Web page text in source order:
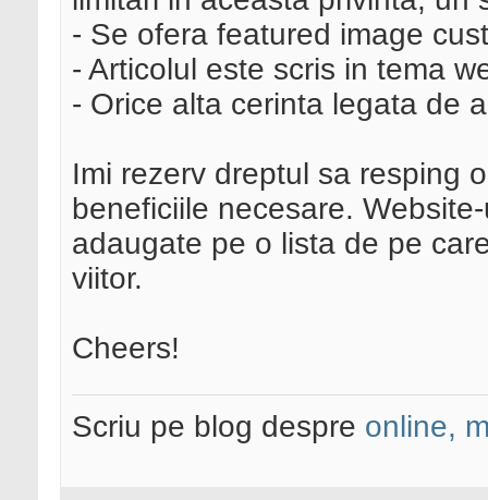
- Se ofera featured image
- Articolul este scris in tema
- Orice alta cerinta legata de
Imi rezerv dreptul sa resping
beneficiile necesare.
adaugate pe o lista de pe
viitor.
Cheers!
Scriu pe blog despre online,